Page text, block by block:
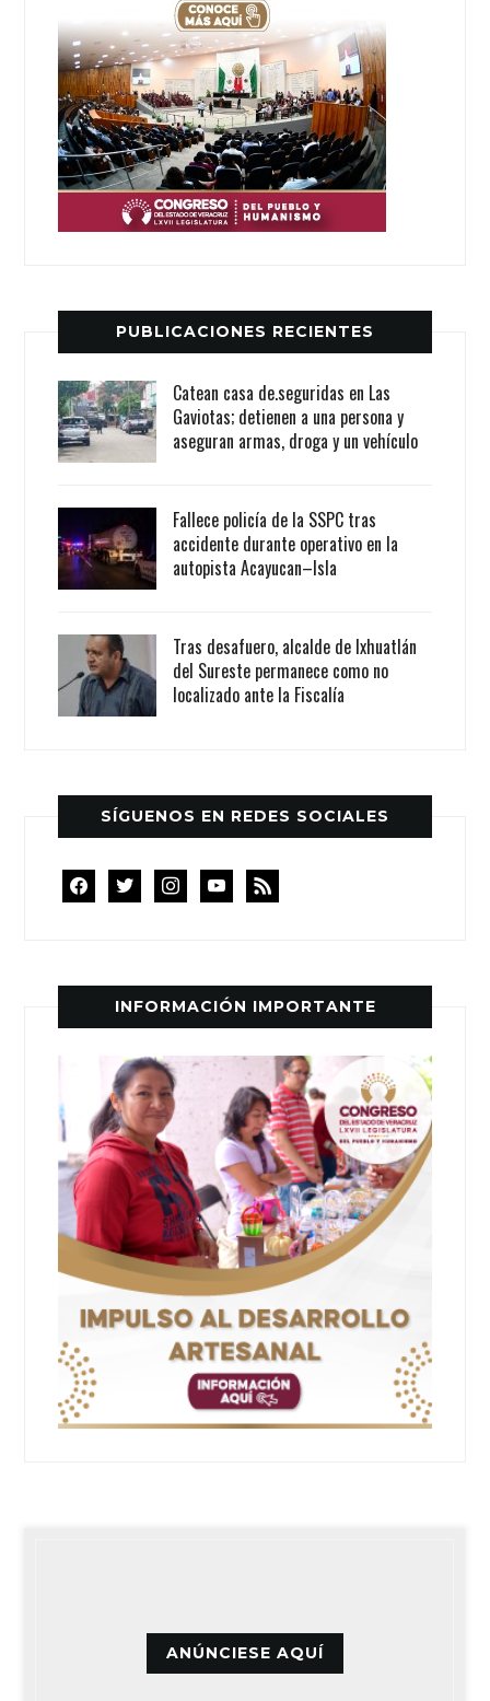
PUBLICACIONES RECIENTES
Catean casa de.seguridas en Las
Gaviotas; detienen a una persona y
aseguran armas, droga y un vehículo
Fallece policía de la SSPC tras
accidente durante operativo en la
autopista Acayucan–Isla
Tras desafuero, alcalde de Ixhuatlán
del Sureste permanece como no
localizado ante la Fiscalía
SÍGUENOS EN REDES SOCIALES
facebooktwitterinstagramyoutube
rss
INFORMACIÓN IMPORTANTE
ANÚNCIESE AQUÍ